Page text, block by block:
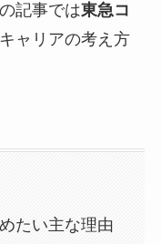
記事では東急コ
ャリアの考え方
たい主な理由